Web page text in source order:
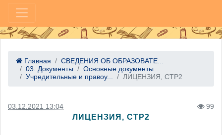
Главная
СВЕДЕНИЯ ОБ ОБРАЗОВАТЕ...
03. Документы
Основные документы
Учредительные и правоу...
ЛИЦЕНЗИЯ, СТР2
03.12.2021 13:04 99
ЛИЦЕНЗИЯ, СТР2